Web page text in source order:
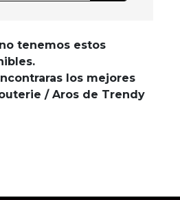
tenemos estos
los mejores
/ Aros de Trendy